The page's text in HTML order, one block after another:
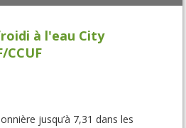
à l'eau City
CCUF
jusqu’à 7,31 dans les